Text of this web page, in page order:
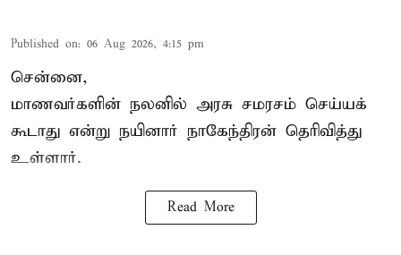
Published on: 06 Aug 2026, 4:15 pm
சென்னை,
மாணவர்களின் நலனில் அரசு சமரசம் செய்யக்
கூடாது என்று நயினார் நாகேந்திரன் தெரிவித்து
உள்ளார்.
Read More